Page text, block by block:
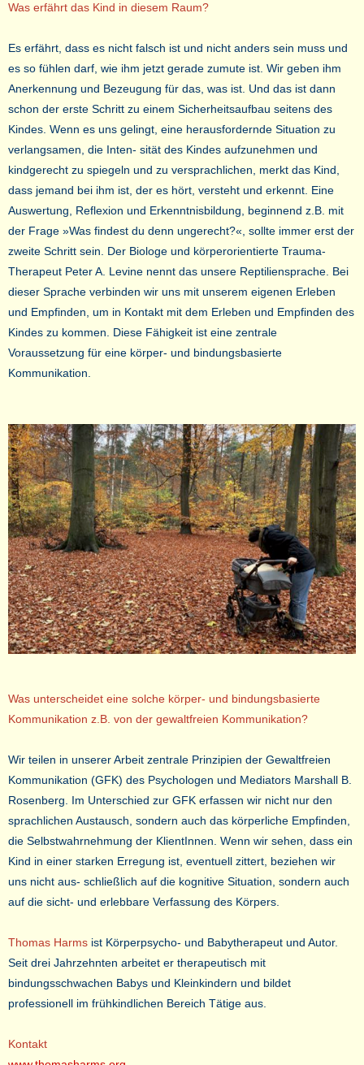
Was erfährt das Kind in diesem Raum?
Es erfährt, dass es nicht falsch ist und nicht anders sein muss und
es so fühlen darf, wie ihm jetzt gerade zumute ist. Wir geben ihm
Anerkennung und Bezeugung für das, was ist. Und das ist dann
schon der erste Schritt zu einem Sicherheitsaufbau seitens des
Kindes. Wenn es uns gelingt, eine herausfordernde Situation zu
verlangsamen, die Inten- sität des Kindes aufzunehmen und
kindgerecht zu spiegeln und zu versprachlichen, merkt das Kind,
dass jemand bei ihm ist, der es hört, versteht und erkennt. Eine
Auswertung, Reflexion und Erkenntnisbildung, beginnend z.B. mit
der Frage »Was findest du denn ungerecht?«, sollte immer erst der
zweite Schritt sein. Der Biologe und körperorientierte Trauma-
Therapeut Peter A. Levine nennt das unsere Reptiliensprache. Bei
dieser Sprache verbinden wir uns mit unserem eigenen Erleben
und Empfinden, um in Kontakt mit dem Erleben und Empfinden des
Kindes zu kommen. Diese Fähigkeit ist eine zentrale
Voraussetzung für eine körper- und bindungsbasierte
Kommunikation.
Was unterscheidet eine solche körper- und bindungsbasierte
Kommunikation z.B. von der gewaltfreien Kommunikation?
Wir teilen in unserer Arbeit zentrale Prinzipien der Gewaltfreien
Kommunikation (GFK) des Psychologen und Mediators Marshall B.
Rosenberg. Im Unterschied zur GFK erfassen wir nicht nur den
sprachlichen Austausch, sondern auch das körperliche Empfinden,
die Selbstwahrnehmung der KlientInnen. Wenn wir sehen, dass ein
Kind in einer starken Erregung ist, eventuell zittert, beziehen wir
uns nicht aus- schließlich auf die kognitive Situation, sondern auch
auf die sicht- und erlebbare Verfassung des Körpers.
Thomas Harms ist Körperpsycho- und Babytherapeut und Autor.
Seit drei Jahrzehnten arbeitet er therapeutisch mit
bindungsschwachen Babys und Kleinkindern und bildet
professionell im frühkindlichen Bereich Tätige aus.
Kontakt